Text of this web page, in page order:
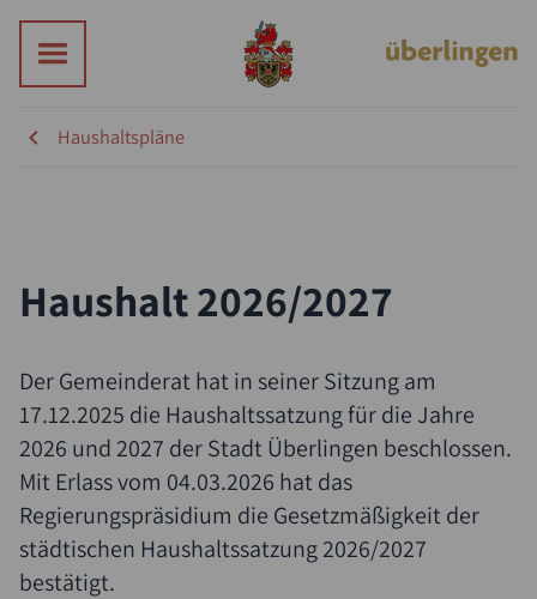
Haushaltspläne
Haushalt 2026/2027
Der Gemeinderat hat in seiner Sitzung am
17.12.2025 die Haushaltssatzung für die Jahre
2026 und 2027 der Stadt Überlingen beschlossen.
Mit Erlass vom 04.03.2026 hat das
Regierungspräsidium die Gesetzmäßigkeit der
städtischen Haushaltssatzung 2026/2027
bestätigt.
Suche